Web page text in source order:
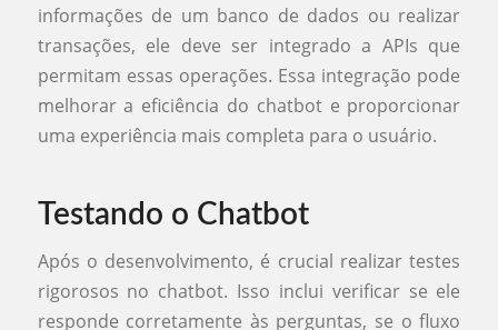
informações de um banco de dados ou realizar
transações, ele deve ser integrado a APIs que
permitam essas operações. Essa integração pode
melhorar a eficiência do chatbot e proporcionar
uma experiência mais completa para o usuário.
Testando o Chatbot
Após o desenvolvimento, é crucial realizar testes
rigorosos no chatbot. Isso inclui verificar se ele
responde corretamente às perguntas, se o fluxo